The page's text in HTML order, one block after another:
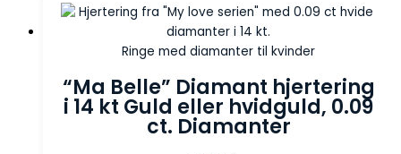
Ringe med diamanter til kvinder
“Ma Belle” Diamant hjertering
i 14 kt Guld eller hvidguld, 0.09
ct. Diamanter